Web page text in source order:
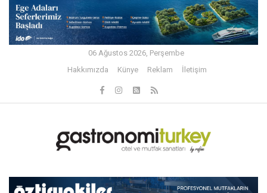
06 Ağustos 2026, Perşembe
Hakkımızda
Künye Reklam İletişim